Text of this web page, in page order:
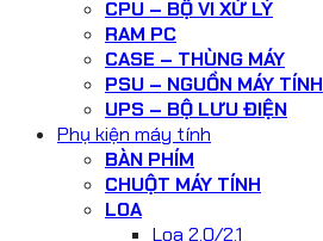
CPU – BỘ VI XỬ LÝ
RAM PC
CASE – THÙNG MÁY
PSU – NGUỒN MÁY TÍNH
UPS – BỘ LƯU ĐIỆN
Phụ kiện máy tính
BÀN PHÍM
CHUỘT MÁY TÍNH
LOA
Loa 2.0/2.1